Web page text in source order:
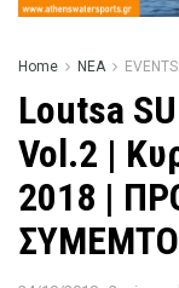
Home ΝΕΑ EVENTS
Loutsa
Vol.2 |
2018 |